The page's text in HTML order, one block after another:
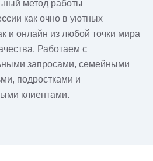
метод работы
как очно в уютных
и онлайн из любой точки мира
Работаем с
запросами, семейными
подростками и
клиентами.